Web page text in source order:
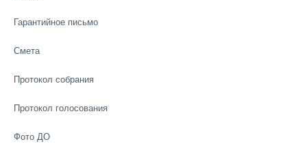
Гарантийное письмо
Смета
Протокол собрания
Протокол голосования
Фото ДО